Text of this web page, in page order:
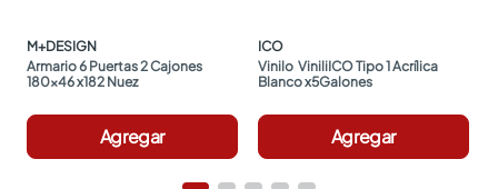
M+DESIGN
Armario 6 Puertas 2 Cajones
180x46 x182 Nuez
Agregar
ICO
Vinilo  ViniliICO Tipo 1 Acrílica
Blanco x5Galones
Agregar